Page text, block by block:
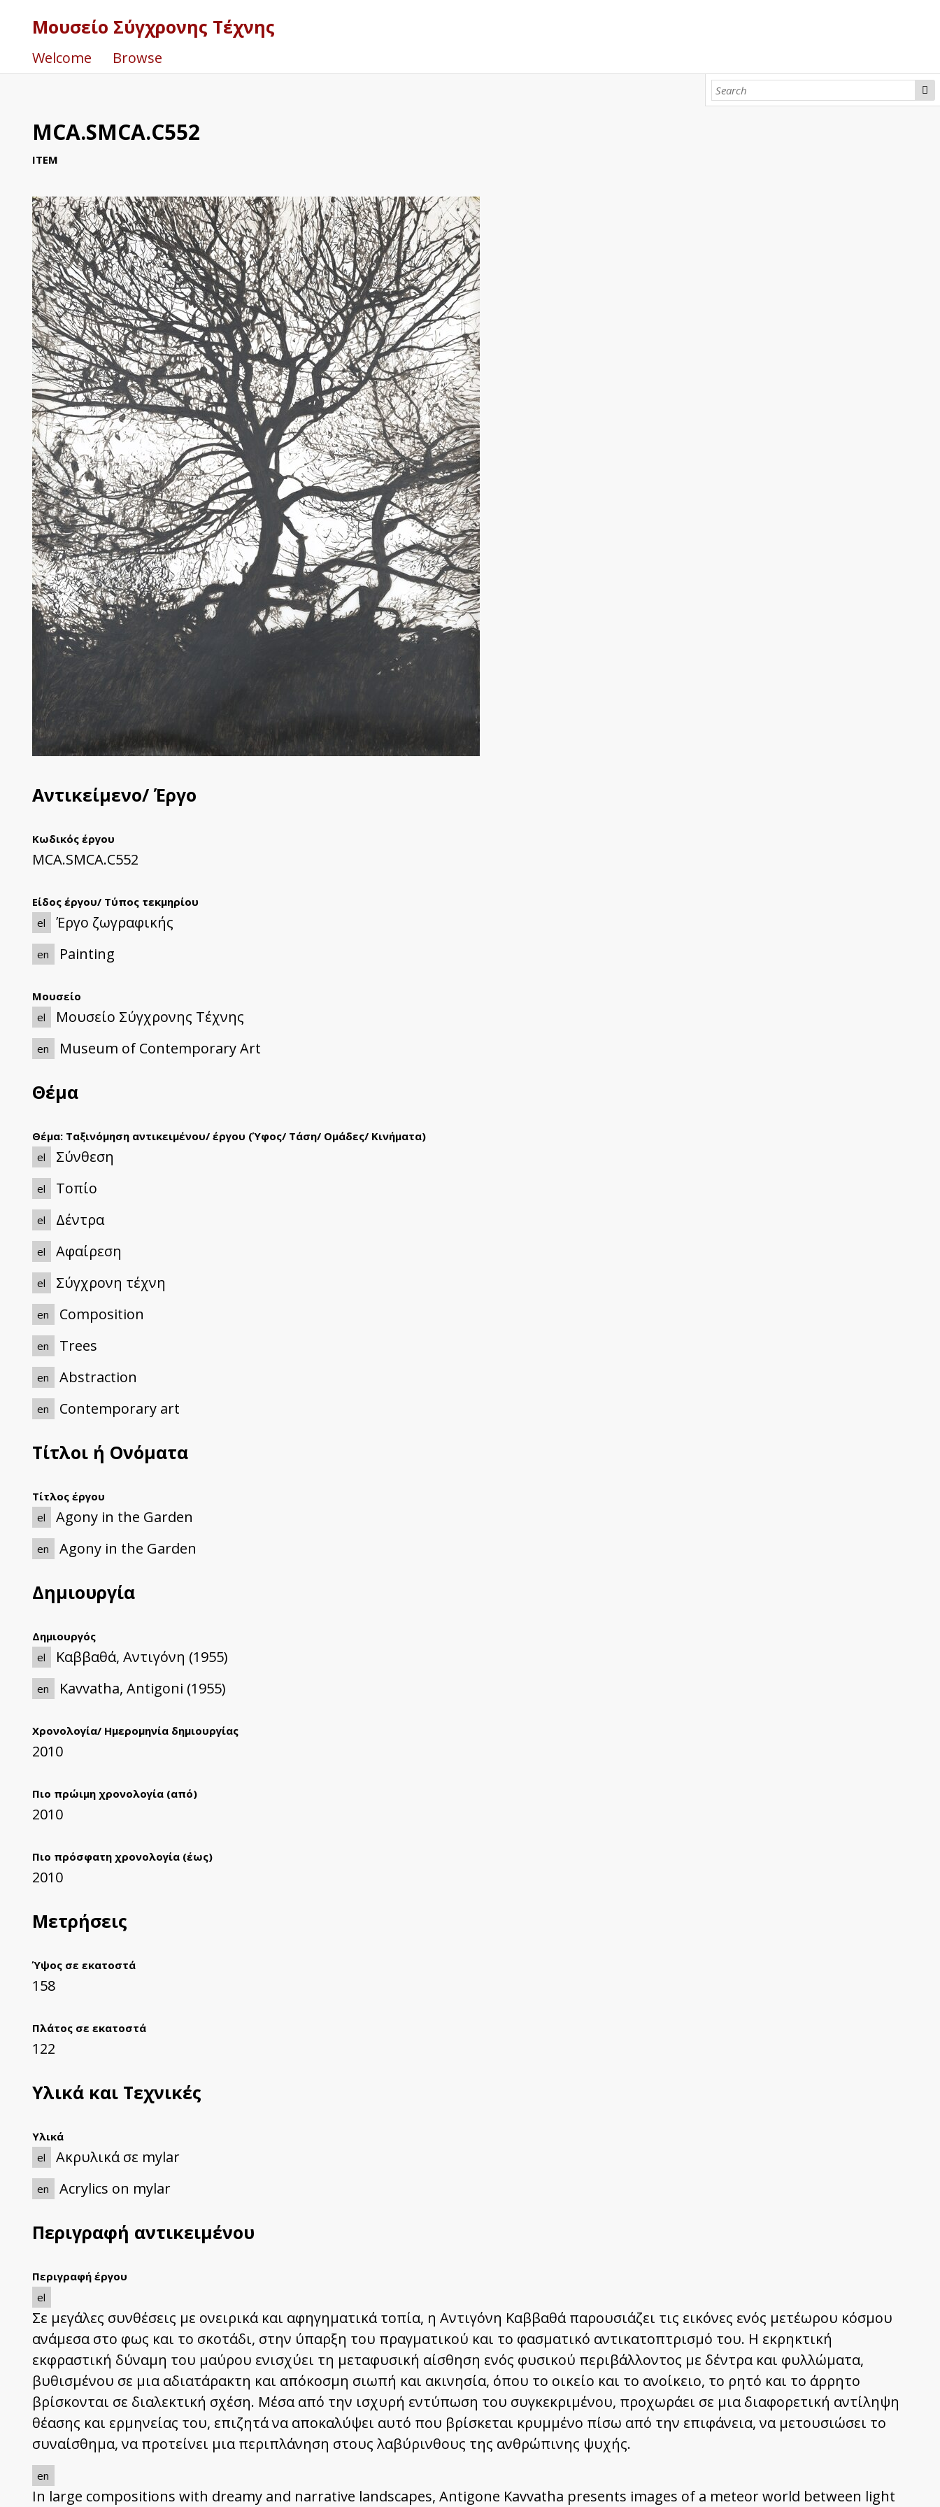
Μουσείο Σύγχρονης Τέχνης
Welcome Browse
MCA.SMCA.C552
ITEM
Αντικείμενο/ Έργο
Κωδικός έργου
MCA.SMCA.C552
Είδος έργου/ Τύπος τεκμηρίου
el
Έργο ζωγραφικής
en Painting
Μουσείο
el
Μουσείο Σύγχρονης Τέχνης
en Museum of Contemporary Art
Θέμα
Θέμα: Ταξινόμηση αντικειμένου/ έργου (Ύφος/ Τάση/ Ομάδες/ Κινήματα)
el
Σύνθεση
el Τοπίο
el Δέντρα
el Αφαίρεση
el Σύγχρονη τέχνη
en Composition
en Trees
en Abstraction
en Contemporary art
Τίτλοι ή Ονόματα
Τίτλος έργου
el
Agony in the Garden
en Agony in the Garden
Δημιουργία
Δημιουργός
el
Καββαθά, Αντιγόνη (1955)
en Kavvatha, Antigoni (1955)
Χρονολογία/ Ημερομηνία δημιουργίας
2010
Πιο πρώιμη χρονολογία (από)
2010
Πιο πρόσφατη χρονολογία (έως)
2010
Μετρήσεις
Ύψος σε εκατοστά
158
Πλάτος σε εκατοστά
122
Υλικά και Τεχνικές
Υλικά
el
Ακρυλικά σε mylar
en Acrylics on mylar
Περιγραφή αντικειμένου
Περιγραφή έργου
el
Σε μεγάλες συνθέσεις με ονειρικά και αφηγηματικά τοπία, η Αντιγόνη Καββαθά παρουσιάζει τις εικόνες ενός μετέωρου κόσμου
ανάμεσα στο φως και το σκοτάδι, στην ύπαρξη του πραγματικού και το φασματικό αντικατοπτρισμό του. Η εκρηκτική
εκφραστική δύναμη του μαύρου ενισχύει τη μεταφυσική αίσθηση ενός φυσικού περιβάλλοντος με δέντρα και φυλλώματα,
βυθισμένου σε μια αδιατάρακτη και απόκοσμη σιωπή και ακινησία, όπου το οικείο και το ανοίκειο, το ρητό και το άρρητο
βρίσκονται σε διαλεκτική σχέση. Μέσα από την ισχυρή εντύπωση του συγκεκριμένου, προχωράει σε μια διαφορετική αντίληψη
θέασης και ερμηνείας του, επιζητά να αποκαλύψει αυτό που βρίσκεται κρυμμένο πίσω από την επιφάνεια, να μετουσιώσει το
συναίσθημα, να προτείνει μια περιπλάνηση στους λαβύρινθους της ανθρώπινης ψυχής.
en
In large compositions with dreamy and narrative landscapes, Antigone Kavvatha presents images of a meteor world between light